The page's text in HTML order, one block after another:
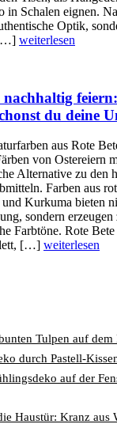
in Schalen eignen.
Optik,
[…] weiterlesen
nachhaltig
du deine
aus Rote
von Ostereiern
Alternative zu den
Farben aus
Kurkuma bieten
sondern erzeugen
Farbtöne. Rote
[…] weiterlesen
Tulpen auf dem
durch Pastell-
auf der
Haustür: Kranz aus